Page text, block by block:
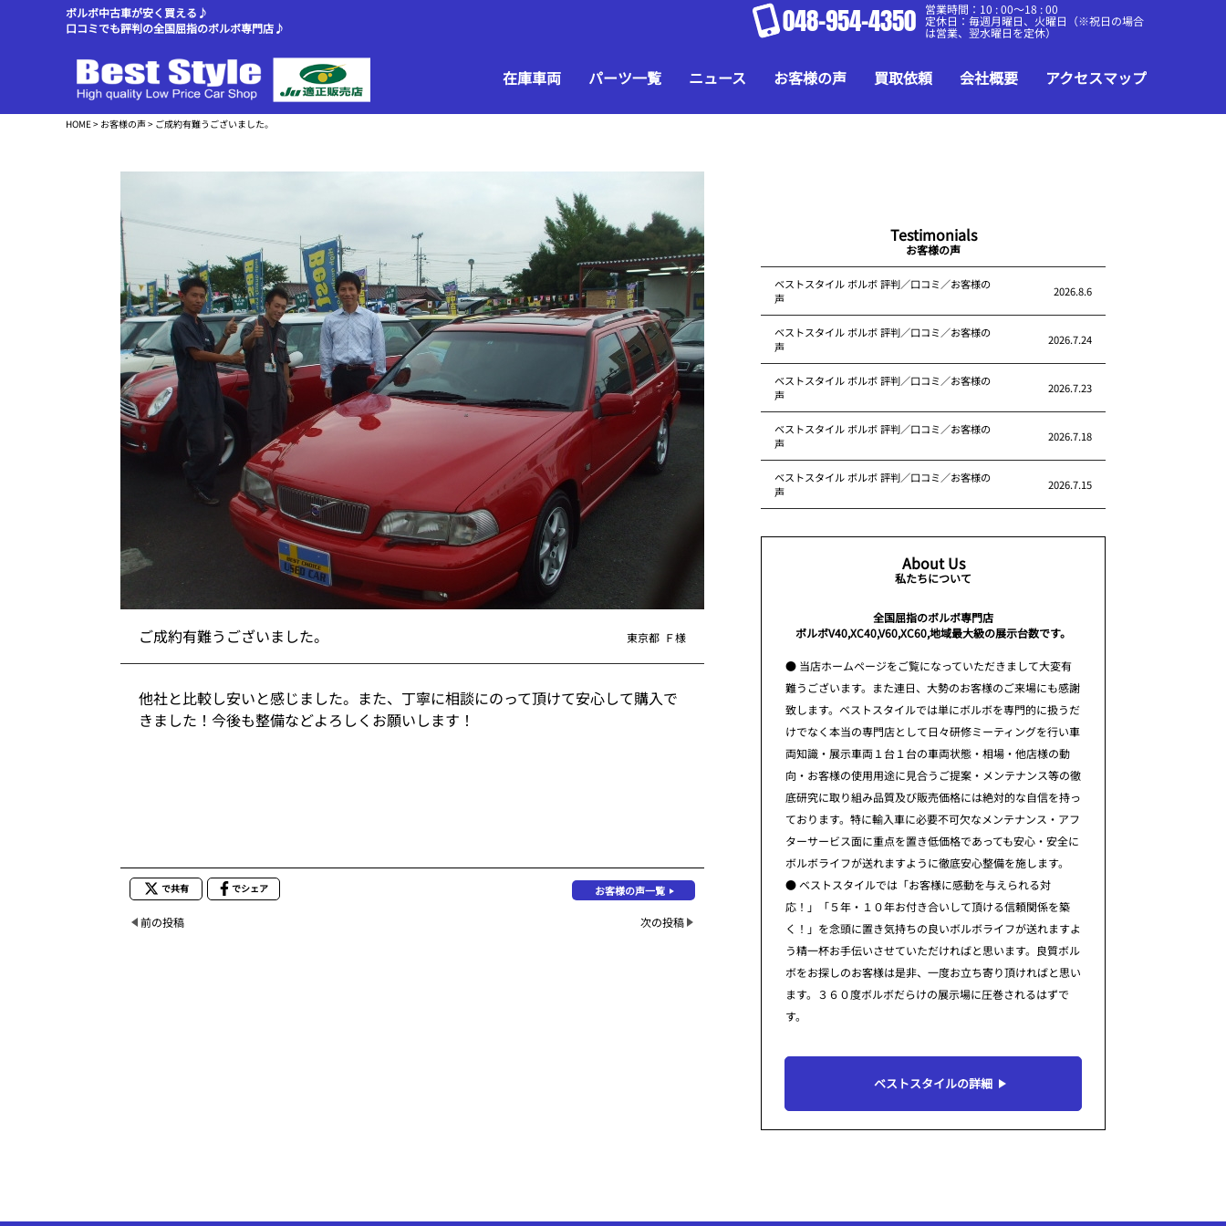
ボルボ中古車が安く買える♪
口コミでも評判の全国屈指のボルボ専門店♪
048-954-4350 営業時間：10 : 00～18 : 00
定休日：毎週月曜日、火曜日（※祝日の場合
は営業、翌水曜日を定休）
在庫車両 パーツ一覧 ニュース お客様の声 買取依頼 会社概要 アクセスマップ
HOME> お客様の声> ご成約有難うございました。
ご成約有難うございました。 東京都 Ｆ様
他社と比較し安いと感じました。また、丁寧に相談にのって頂けて安心して購入で
きました！今後も整備などよろしくお願いします！
で共有 でシェア お客様の声一覧
前の投稿 次の投稿
Testimonials
お客様の声
ベストスタイル ボルボ 評判／口コミ／お客様の
声
2026.8.6
ベストスタイル ボルボ 評判／口コミ／お客様の
声
2026.7.24
ベストスタイル ボルボ 評判／口コミ／お客様の
声
2026.7.23
ベストスタイル ボルボ 評判／口コミ／お客様の
声
2026.7.18
ベストスタイル ボルボ 評判／口コミ／お客様の
声
2026.7.15
About Us
私たちについて
全国屈指のボルボ専門店
ボルボV40,XC40,V60,XC60,地域最大級の展示台数です。
● 当店ホームページをご覧になっていただきまして大変有
難うございます。また連日、大勢のお客様のご来場にも感謝
致します。ベストスタイルでは単にボルボを専門的に扱うだ
けでなく本当の専門店として日々研修ミーティングを行い車
両知識・展示車両１台１台の車両状態・相場・他店様の動
向・お客様の使用用途に見合うご提案・メンテナンス等の徹
底研究に取り組み品質及び販売価格には絶対的な自信を持っ
ております。特に輸入車に必要不可欠なメンテナンス・アフ
ターサービス面に重点を置き低価格であっても安心・安全に
ボルボライフが送れますように徹底安心整備を施します。
● ベストスタイルでは「お客様に感動を与えられる対
応！」「５年・１０年お付き合いして頂ける信頼関係を築
く！」を念頭に置き気持ちの良いボルボライフが送れますよ
う精一杯お手伝いさせていただければと思います。良質ボル
ボをお探しのお客様は是非、一度お立ち寄り頂ければと思い
ます。３６０度ボルボだらけの展示場に圧巻されるはずで
す。
ベストスタイルの詳細